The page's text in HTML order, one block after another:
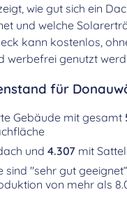
wie gut sich ein
und welche
kann kostenlos,
werbefrei genutzt
für
Gebäude mit gesamt
und 4.307 mit
sind "sehr gut
von mehr als